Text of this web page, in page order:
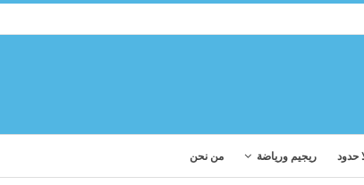
حدود ريجيم ورياضة من نحن